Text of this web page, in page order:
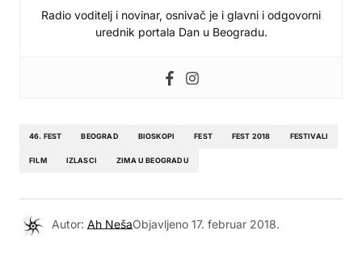
Radio voditelj i novinar, osnivač je i glavni i odgovorni
urednik portala Dan u Beogradu.
46. FEST BEOGRAD BIOSKOPI FEST FEST 2018 FESTIVALI
FILM IZLASCI ZIMA U BEOGRADU
Autor: Ah NešaObjavljeno 17. februar 2018.